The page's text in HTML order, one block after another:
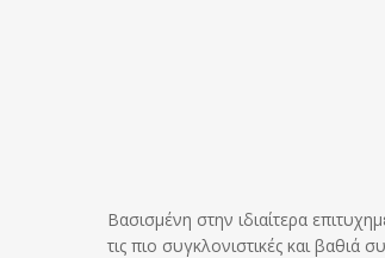
Βασισμένη στην ιδιαίτερα
τις πιο συγκλονιστικές και βαθιά